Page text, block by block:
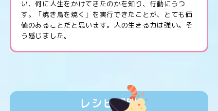
い、何に人生をかけてきたのかを知り、行動にうつ
す。「焼き鳥を焼く」を実行できたことが、とても価
値のあることだと思います。人の生きる力は強い。そ
う感じました。
レシピ部門